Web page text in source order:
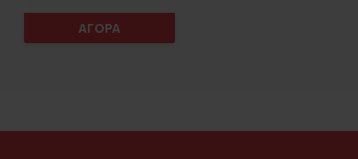
ΑΓΟΡΑ